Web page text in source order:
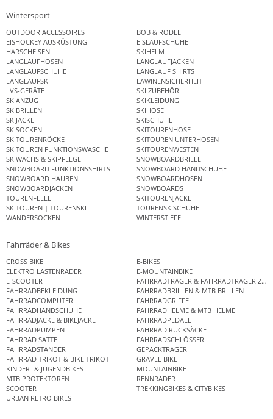
Wintersport
OUTDOOR ACCESSOIRES
BOB & RODEL
EISHOCKEY AUSRÜSTUNG
EISLAUFSCHUHE
HARSCHEISEN
SKIHELM
LANGLAUFHOSEN
LANGLAUFJACKEN
LANGLAUFSCHUHE
LANGLAUF SHIRTS
LANGLAUFSKI
LAWINENSICHERHEIT
LVS-GERÄTE
SKI ZUBEHÖR
SKIANZUG
SKIKLEIDUNG
SKIBRILLEN
SKIHOSE
SKIJACKE
SKISCHUHE
SKISOCKEN
SKITOURENHOSE
SKITOURENRÖCKE
SKITOUREN UNTERHOSEN
SKITOUREN FUNKTIONSWÄSCHE
SKITOURENWESTEN
SKIWACHS & SKIPFLEGE
SNOWBOARDBRILLE
SNOWBOARD FUNKTIONSSHIRTS
SNOWBOARD HANDSCHUHE
SNOWBOARD HAUBEN
SNOWBOARDHOSEN
SNOWBOARDJACKEN
SNOWBOARDS
TOURENFELLE
SKITOURENJACKE
SKITOUREN | TOURENSKI
TOURENSKISCHUHE
WANDERSOCKEN
WINTERSTIEFEL
Fahrräder & Bikes
CROSS BIKE
E-BIKES
ELEKTRO LASTENRÄDER
E-MOUNTAINBIKE
E-SCOOTER
FAHRRADTRÄGER & FAHRRADTRÄGER
FAHRRADBEKLEIDUNG
FAHRRADBRILLEN & MTB BRILLEN
FAHRRADCOMPUTER
FAHRRADGRIFFE
FAHRRADHANDSCHUHE
FAHRRADHELME & MTB HELME
FAHRRADJACKE & BIKEJACKE
FAHRRADPEDALE
FAHRRADPUMPEN
FAHRRAD RUCKSÄCKE
FAHRRAD SATTEL
FAHRRADSCHLÖSSER
FAHRRADSTÄNDER
GEPÄCKTRÄGER
FAHRRAD TRIKOT & BIKE TRIKOT
GRAVEL BIKE
KINDER- & JUGENDBIKES
MOUNTAINBIKE
MTB PROTEKTOREN
RENNRÄDER
SCOOTER
TREKKINGBIKES & CITYBIKES
URBAN RETRO BIKES